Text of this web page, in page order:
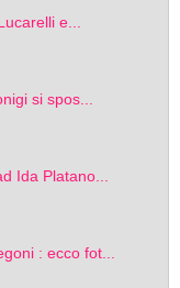
e...
si spos...
Ida Platano...
: ecco fot...